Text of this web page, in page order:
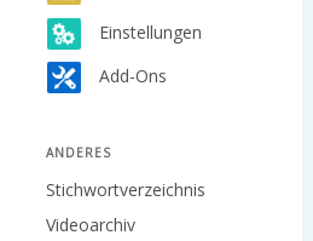
Einstellungen
Add-Ons
ANDERES
Stichwortverzeichnis
Videoarchiv